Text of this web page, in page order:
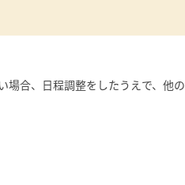
場合、日程調整をしたうえで、他の